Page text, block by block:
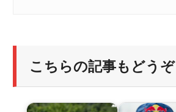
こちらの記事もどうぞ